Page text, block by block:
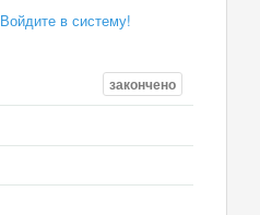
Войдите в систему!
закончено